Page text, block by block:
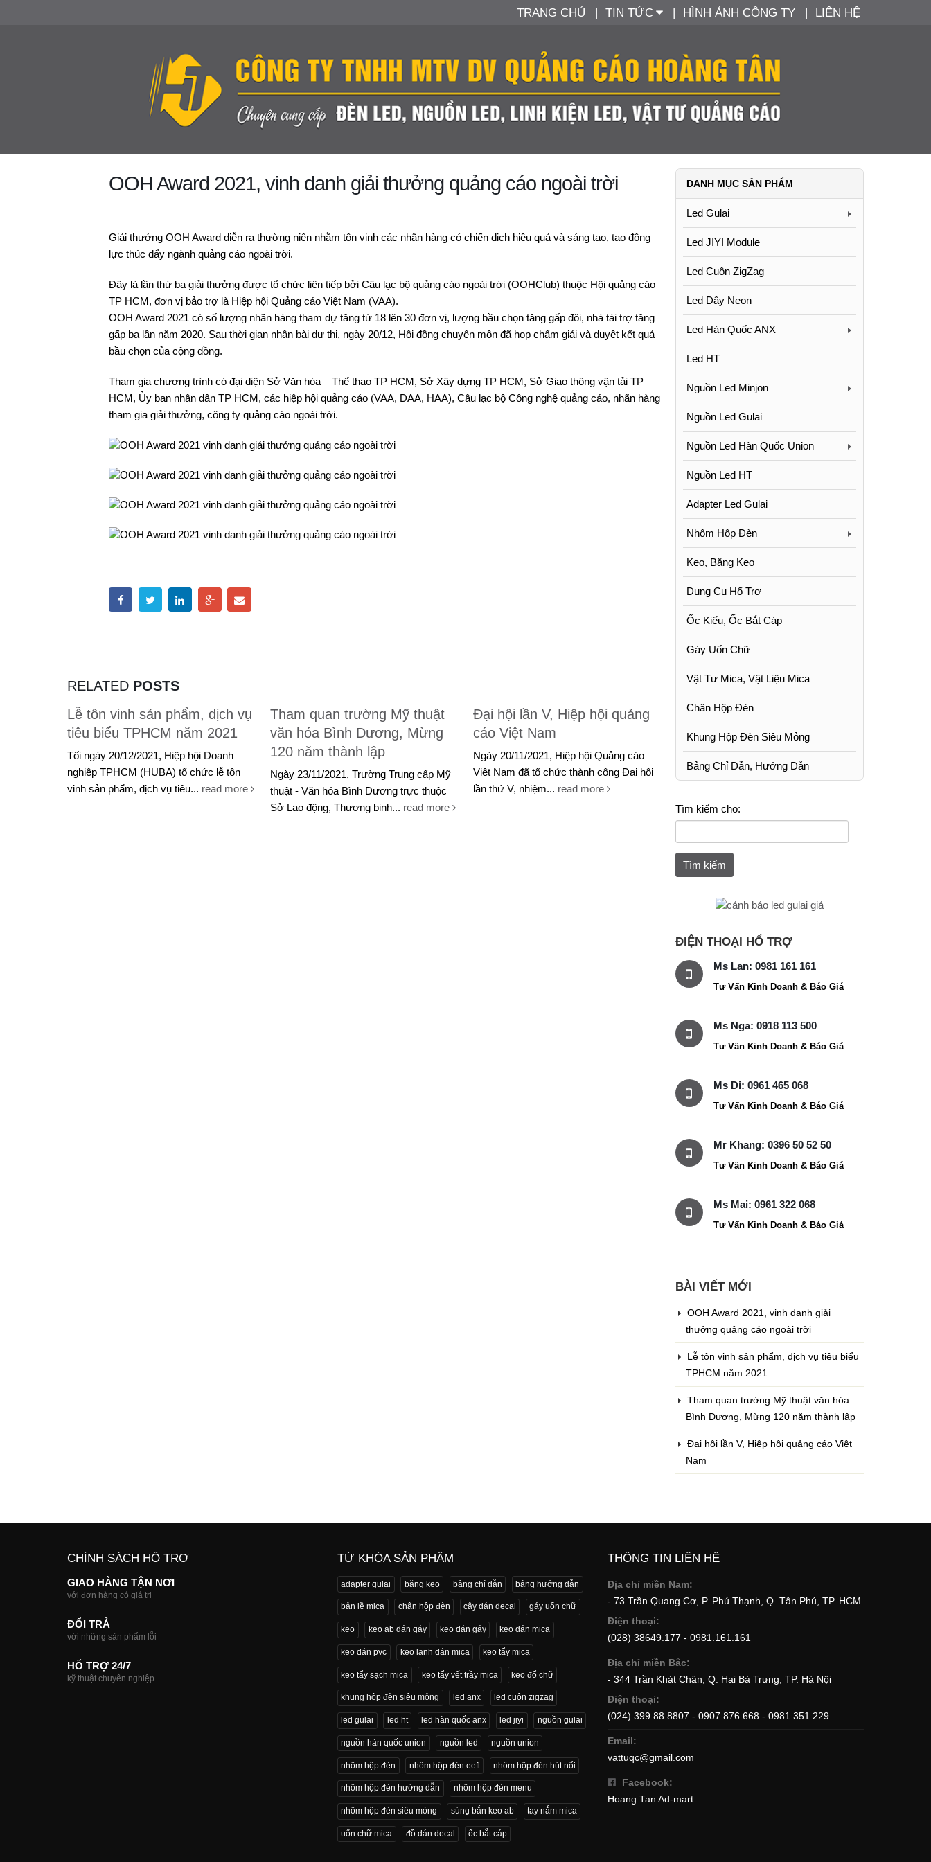
TRANG CHỦ TIN TỨC HÌNH ẢNH CÔNG TY LIÊN HỆ
OOH Award 2021, vinh danh giải thưởng quảng cáo ngoài trời
Giải thưởng OOH Award diễn ra thường niên nhằm tôn vinh các nhãn hàng có chiến dịch hiệu quả và sáng tạo, tạo động
lực thúc đẩy ngành quảng cáo ngoài trời.
Đây là lần thứ ba giải thưởng được tổ chức liên tiếp bởi Câu lạc bộ quảng cáo ngoài trời (OOHClub) thuộc Hội quảng cáo
TP HCM, đơn vị bảo trợ là Hiệp hội Quảng cáo Việt Nam (VAA).
OOH Award 2021 có số lượng nhãn hàng tham dự tăng từ 18 lên 30 đơn vị, lượng bầu chọn tăng gấp đôi, nhà tài trợ tăng
gấp ba lần năm 2020. Sau thời gian nhận bài dự thi, ngày 20/12, Hội đồng chuyên môn đã họp chấm giải và duyệt kết quả
bầu chọn của cộng đồng.
Tham gia chương trình có đại diện Sở Văn hóa – Thể thao TP HCM, Sở Xây dựng TP HCM, Sở Giao thông vận tải TP
HCM, Ủy ban nhân dân TP HCM, các hiệp hội quảng cáo (VAA, DAA, HAA), Câu lạc bộ Công nghệ quảng cáo, nhãn hàng
tham gia giải thưởng, công ty quảng cáo ngoài trời.
RELATED POSTS
Lễ tôn vinh sản phẩm, dịch vụ
tiêu biểu TPHCM năm 2021
Tối ngày 20/12/2021, Hiệp hội Doanh
nghiệp TPHCM (HUBA) tổ chức lễ tôn
vinh sản phẩm, dịch vụ tiêu... read more
Tham quan trường Mỹ thuật
văn hóa Bình Dương, Mừng
120 năm thành lập
Ngày 23/11/2021, Trường Trung cấp Mỹ
thuật - Văn hóa Bình Dương trực thuộc
Sở Lao động, Thương binh... read more
Đại hội lần V, Hiệp hội quảng
cáo Việt Nam
Ngày 20/11/2021, Hiệp hội Quảng cáo
Việt Nam đã tổ chức thành công Đại hội
lần thứ V, nhiệm... read more
DANH MỤC SẢN PHẨM
Led Gulai
Led JIYI Module
Led Cuộn ZigZag
Led Dây Neon
Led Hàn Quốc ANX
Led HT
Nguồn Led Minjon
Nguồn Led Gulai
Nguồn Led Hàn Quốc Union
Nguồn Led HT
Adapter Led Gulai
Nhôm Hộp Đèn
Keo, Băng Keo
Dụng Cụ Hổ Trợ
Ốc Kiểu, Ốc Bắt Cáp
Gáy Uốn Chữ
Vật Tư Mica, Vật Liệu Mica
Chân Hộp Đèn
Khung Hộp Đèn Siêu Mỏng
Bảng Chỉ Dẫn, Hướng Dẫn
Tìm kiếm cho:
ĐIỆN THOẠI HỔ TRỢ
Ms Lan: 0981 161 161
Tư Vấn Kinh Doanh & Báo Giá
Ms Nga: 0918 113 500
Tư Vấn Kinh Doanh & Báo Giá
Ms Di: 0961 465 068
Tư Vấn Kinh Doanh & Báo Giá
Mr Khang: 0396 50 52 50
Tư Vấn Kinh Doanh & Báo Giá
Ms Mai: 0961 322 068
Tư Vấn Kinh Doanh & Báo Giá
BÀI VIẾT MỚI
OOH Award 2021, vinh danh giải
thưởng quảng cáo ngoài trời
Lễ tôn vinh sản phẩm, dịch vụ tiêu biểu
TPHCM năm 2021
Tham quan trường Mỹ thuật văn hóa
Bình Dương, Mừng 120 năm thành lập
Đại hội lần V, Hiệp hội quảng cáo Việt
Nam
CHÍNH SÁCH HỔ TRỢ
GIAO HÀNG TẬN NƠI
với đơn hàng có giá trị
ĐỔI TRẢ
với những sản phẩm lỗi
HỔ TRỢ 24/7
kỹ thuật chuyên nghiệp
TỪ KHÓA SẢN PHẨM
adapter gulai băng keo bảng chỉ dẫn bảng hướng dẫn
bản lề mica chân hộp đèn cây dán decal gáy uốn chữ
keo keo ab dán gáy keo dán gáy keo dán mica
keo dán pvc keo lạnh dán mica keo tẩy mica
keo tẩy sạch mica keo tẩy vết trầy mica keo đổ chữ
khung hộp đèn siêu mỏng led anx led cuộn zigzag
led gulai led ht led hàn quốc anx led jiyi nguồn gulai
nguồn hàn quốc union nguồn led nguồn union
nhôm hộp đèn nhôm hộp đèn eefl nhôm hộp đèn hút nổi
nhôm hộp đèn hướng dẫn nhôm hộp đèn menu
nhôm hộp đèn siêu mỏng súng bắn keo ab tay nắm mica
uốn chữ mica đồ dán decal ốc bắt cáp
THÔNG TIN LIÊN HỆ
Địa chỉ miền Nam:
- 73 Trần Quang Cơ, P. Phú Thạnh, Q. Tân Phú, TP. HCM
Điện thoại:
(028) 38649.177 - 0981.161.161
Địa chỉ miền Bắc:
- 344 Trần Khát Chân, Q. Hai Bà Trưng, TP. Hà Nội
Điện thoại:
(024) 399.88.8807 - 0907.876.668 - 0981.351.229
Email:
vattuqc@gmail.com
Facebook:
Hoang Tan Ad-mart